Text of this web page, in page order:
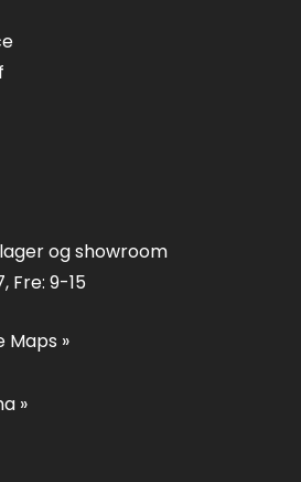
og showroom
Fre: 9-15
Maps »
»